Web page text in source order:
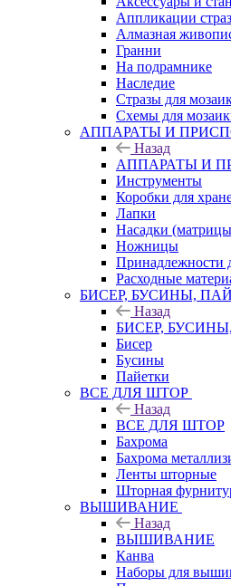
Аппликации
Алмазная
Гранни
На подрамнике
Наследие
Стразы для
Схемы для
АППАРАТЫ И
Назад
АППАРАТЫ И
Инструменты
Коробки для
Лапки
Насадки
Ножницы
Принадлежности
Расходные
БИСЕР, БУСИНЫ,
Назад
БИСЕР,
Бисер
Бусины
Пайетки
ВСЕ ДЛЯ ШТОР
Назад
ВСЕ ДЛЯ ШТОР
Бахрома
Бахрома
Ленты шторные
Шторная
ВЫШИВАНИЕ
Назад
ВЫШИВАНИЕ
Канва
Наборы для